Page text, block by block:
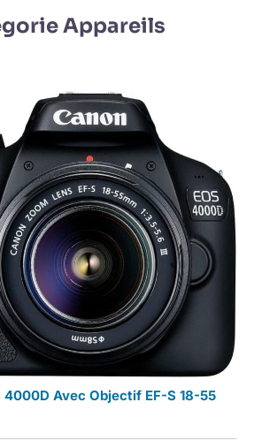
Appareils
4000D Avec Objectif EF-S 18-55